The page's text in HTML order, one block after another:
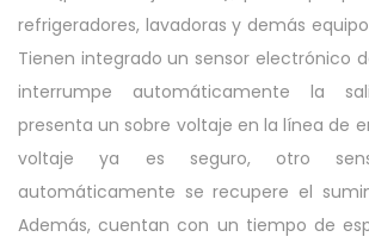
refrigeradores, lavadoras y demás
Tienen integrado un sensor electrónico
interrumpe automáticamente la
presenta un sobre voltaje en la línea de
voltaje ya es seguro, otro
automáticamente se recupere el
Además, cuentan con un tiempo de